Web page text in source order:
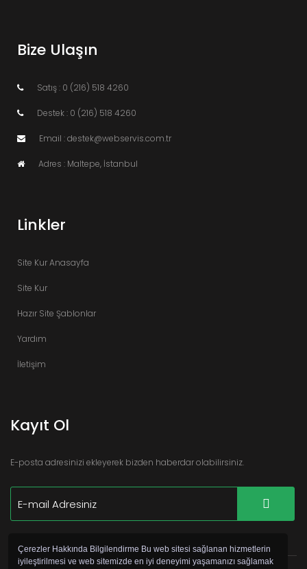
Çerezler Hakkında Bilgilendirme Bu web sitesi sağlanan hizmetlerin
iyileştirilmesi ve web sitemizde en iyi deneyimi yaşamanızı sağlamak
Bize Ulaşın
Satış : 0 (216) 518 4260
Destek : 0 (216) 518 4260
Email : destek@webservis.com.tr
Adres : Maltepe, İstanbul
Linkler
Site Kur Anasayfa
Site Kur
Hazır Site Şablonlar
Yardım
İletişim
Kayıt Ol
E-posta adresinizi ekleyerek bizden haberdar olabilirsiniz.